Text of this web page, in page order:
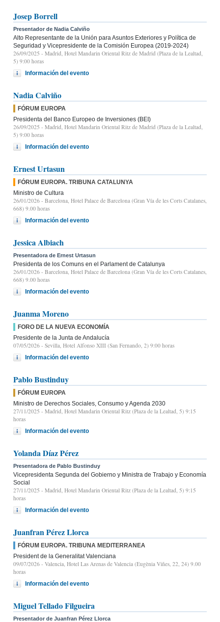
Josep Borrell
Presentador de Nadia Calviño
Alto Representante de la Unión para Asuntos Exteriores y Política de
Seguridad y Vicepresidente de la Comisión Europea (2019-2024)
26/09/2025 - Madrid, Hotel Mandarin Oriental Ritz de Madrid (Plaza de la Lealtad,
5) 9:00 horas
Información del evento
Nadia Calviño
FÓRUM EUROPA
Presidenta del Banco Europeo de Inversiones (BEI)
26/09/2025 - Madrid, Hotel Mandarin Oriental Ritz de Madrid (Plaza de la Lealtad,
5) 9:00 horas
Información del evento
Ernest Urtasun
FÓRUM EUROPA. TRIBUNA CATALUNYA
Ministro de Cultura
26/01/2026 - Barcelona, Hotel Palace de Barcelona (Gran Vía de les Corts Catalanes,
668) 9.00 horas
Información del evento
Jessica Albiach
Presentadora de Ernest Urtasun
Presidenta de los Comuns en el Parlament de Catalunya
26/01/2026 - Barcelona, Hotel Palace de Barcelona (Gran Vía de les Corts Catalanes,
668) 9.00 horas
Información del evento
Juanma Moreno
FORO DE LA NUEVA ECONOMÍA
Presidente de la Junta de Andalucía
07/05/2026 - Sevilla, Hotel Alfonso XIII (San Fernando, 2) 9:00 horas
Información del evento
Pablo Bustinduy
FÓRUM EUROPA
Ministro de Derechos Sociales, Consumo y Agenda 2030
27/11/2025 - Madrid, Hotel Mandarin Oriental Ritz (Plaza de la Lealtad, 5) 9:15
horas
Información del evento
Yolanda Díaz Pérez
Presentadora de Pablo Bustinduy
Vicepresidenta Segunda del Gobierno y Ministra de Trabajo y Economía
Social
27/11/2025 - Madrid, Hotel Mandarin Oriental Ritz (Plaza de la Lealtad, 5) 9:15
horas
Información del evento
Juanfran Pérez Llorca
FÓRUM EUROPA. TRIBUNA MEDITERRANEA
President de la Generalitat Valenciana
09/07/2026 - Valencia, Hotel Las Arenas de Valencia (Eugènia Viñes, 22, 24) 9.00
horas
Información del evento
Miguel Tellado Filgueira
Presentador de Juanfran Pérez Llorca